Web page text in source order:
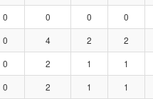
0 0 0 0
0 4 2 2
0 2 1 1
0 2 1 1